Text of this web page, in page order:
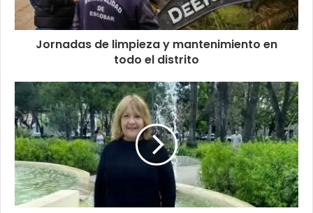
Jornadas de limpieza y mantenimiento en
todo el distrito